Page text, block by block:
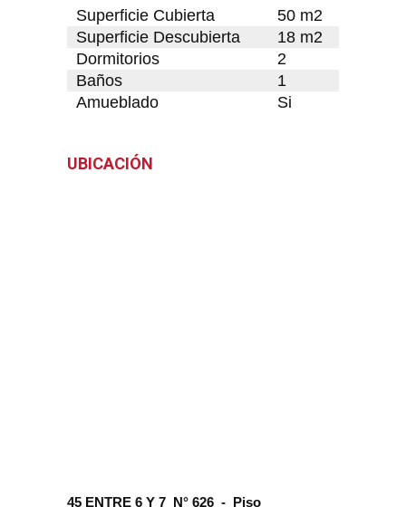
Superficie Cubierta
50 m2
Superficie Descubierta
18 m2
Dormitorios
2
Baños
1
Amueblado
Si
UBICACIÓN
45 ENTRE 6 Y 7 N° 626 - Piso